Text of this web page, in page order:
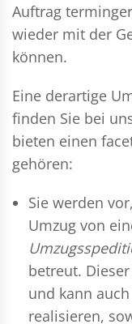
Auftrag
wieder mit der
können.
Eine derartige
finden Sie bei
bieten einen
gehören:
Sie werden
Umzug von
betreut.
und kann
realisieren,